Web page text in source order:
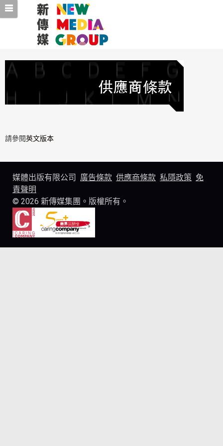
請參閱英文版本
媒體出版有限公司 廣告條款 供應商條款 私隱政策 免
責聲明
© 2026 新傳媒集團。版權所有。